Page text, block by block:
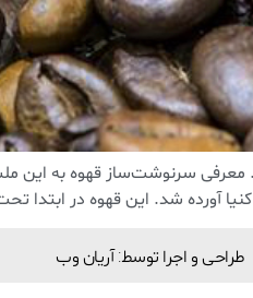
سرنوشت‌ساز قهوه به این
طراحی و اجرا توسط: آریان وب